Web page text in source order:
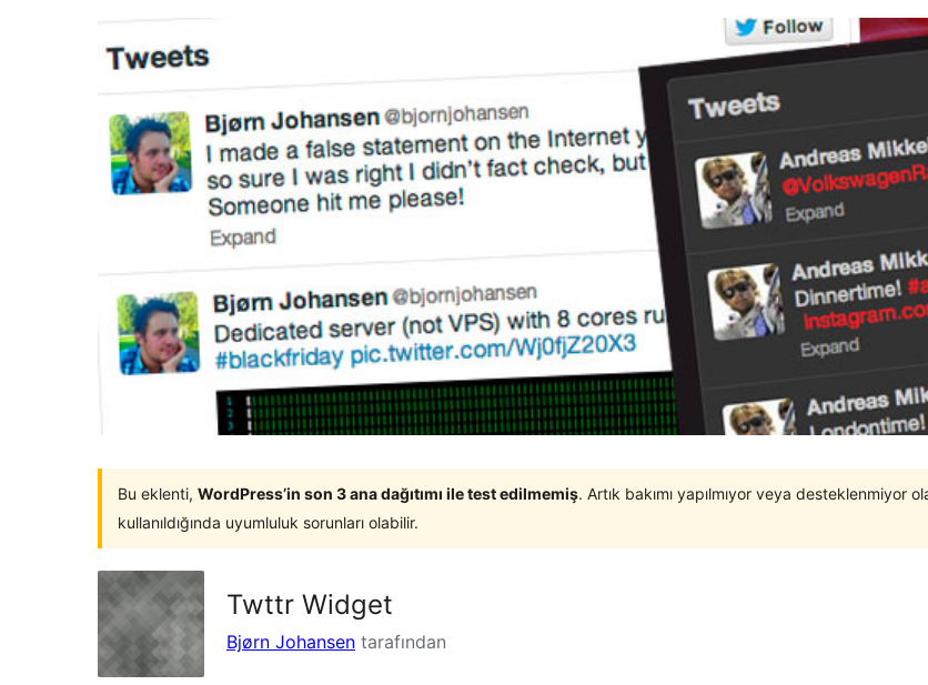
Bu eklenti, WordPress’in son 3 ana dağıtımı ile test edilmemiş. Artık bakımı yapılmıyor veya desteklenmiyor
kullanıldığında uyumluluk sorunları olabilir.
Twttr Widget
Bjørn Johansen tarafından